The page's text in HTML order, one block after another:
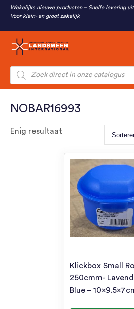
Wekelijks nieuwe producten
Snelle levering
Voor klein- en groot zakelijk
Producten
zoeken
NOBAR16993
Enig resultaat
Klickbox Small
250cmm-
Blue –